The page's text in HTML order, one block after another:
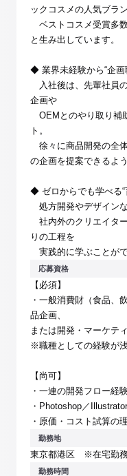
ックコスメの人気ブラ
ベストコスメ受賞多
と生み出しています。
◆ 業界未経験から“企画
入社後は、先輩社員
企画や
OEMとのやり取り補
ト。
徐々に商品開発の全
の企画を提案できるよ
◆ ゼロからでも学べる“
処方開発やデザイン
社内外のクリエイタ
りの工程を
実践的に学ぶことがで
応募資格
【必須】
・一般消費財（食品、
品企画、
または開発・マーケテ
※職種としての経験が
【尚可】
・一連の開発フロー経
・Photoshop／
・原価・コスト試算の
勤務地
東京都港区 ※在宅勤務
勤務時間